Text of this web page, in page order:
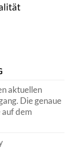
aktuellen
Die genaue
dem